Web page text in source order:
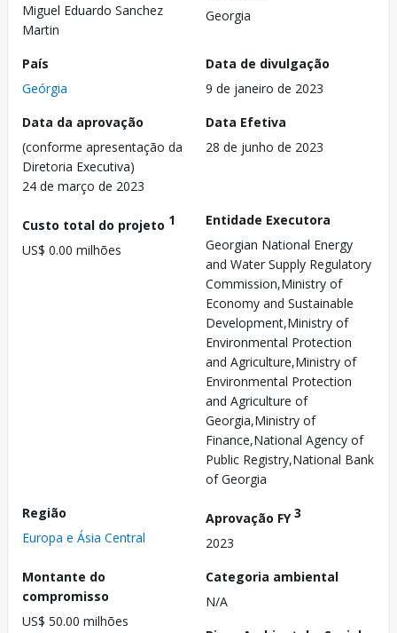
Miguel Eduardo Sanchez
Martin
Georgia
País
Geórgia
Data de divulgação
9 de janeiro de 2023
Data da aprovação
(conforme apresentação da
Diretoria Executiva)
24 de março de 2023
Data Efetiva
28 de junho de 2023
Custo total do projeto 1
US$ 0.00 milhões
Entidade Executora
Georgian National Energy
and Water Supply Regulatory
Commission,Ministry of
Economy and Sustainable
Development,Ministry of
Environmental Protection
and Agriculture,Ministry of
Environmental Protection
and Agriculture of
Georgia,Ministry of
Finance,National Agency of
Public Registry,National Bank
of Georgia
Região
Europa e Ásia Central
Aprovação FY3
2023
Montante do
compromisso
US$ 50.00 milhões
Categoria ambiental
N/A